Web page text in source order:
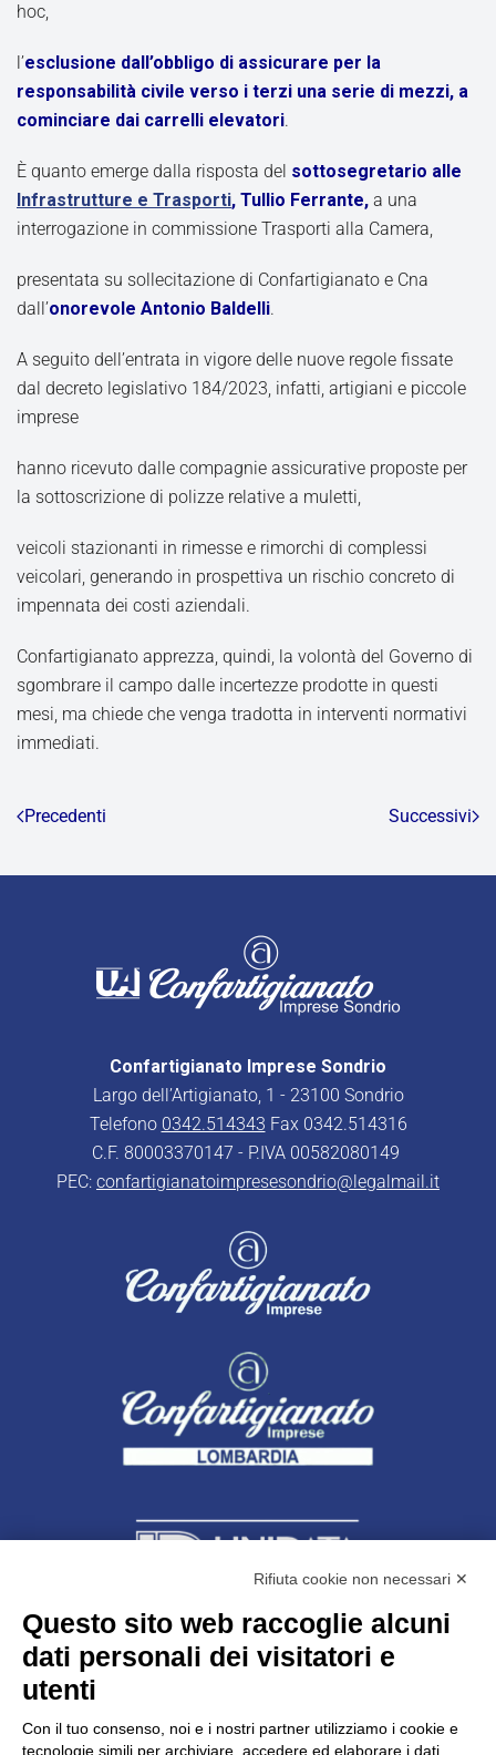
hoc,
l’esclusione dall’obbligo di assicurare per la
responsabilità civile verso i terzi una serie di mezzi, a
cominciare dai carrelli elevatori.
È quanto emerge dalla risposta del sottosegretario alle
Infrastrutture e Trasporti, Tullio Ferrante, a una
interrogazione in commissione Trasporti alla Camera,
presentata su sollecitazione di Confartigianato e Cna
dall’onorevole Antonio Baldelli.
A seguito dell’entrata in vigore delle nuove regole fissate
dal decreto legislativo 184/2023, infatti, artigiani e piccole
imprese
hanno ricevuto dalle compagnie assicurative proposte per
la sottoscrizione di polizze relative a muletti,
veicoli stazionanti in rimesse e rimorchi di complessi
veicolari, generando in prospettiva un rischio concreto di
impennata dei costi aziendali.
Confartigianato apprezza, quindi, la volontà del Governo di
sgombrare il campo dalle incertezze prodotte in questi
mesi, ma chiede che venga tradotta in interventi normativi
immediati.
Precedenti Successivi
Confartigianato Imprese Sondrio
Largo dell’Artigianato, 1 - 23100 Sondrio
Telefono 0342.514343 Fax 0342.514316
C.F. 80003370147 - P.IVA 00582080149
PEC: confartigianatoimpresesondrio@legalmail.it
Unidata s.r.lcon unico socio
Largo dell’Artigianato, 1 - 23100 Sondrio
C.F. 00481790145 - N.REA SO-36426
Rifiuta cookie non necessari ✕
Questo sito web raccoglie alcuni
dati personali dei visitatori e
utenti
Con il tuo consenso, noi e i nostri partner utilizziamo i cookie e
tecnologie simili per archiviare, accedere ed elaborare i dati